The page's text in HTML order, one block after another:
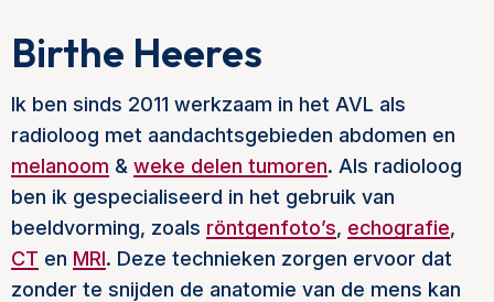
Birthe Heeres
Ik ben sinds 2011 werkzaam in het AVL als
radioloog met aandachtsgebieden abdomen en
melanoom & weke delen tumoren. Als radioloog
ben ik gespecialiseerd in het gebruik van
beeldvorming, zoals röntgenfoto’s, echografie,
CT en MRI. Deze technieken zorgen ervoor dat
zonder te snijden de anatomie van de mens kan